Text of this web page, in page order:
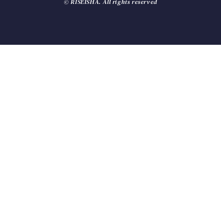
© RISEISHA. All rights reserved